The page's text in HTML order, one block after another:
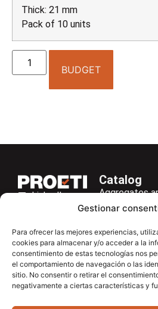
Gestionar
Para ofrecer las mejores experiencias,
cookies para almacenar y/o acceder a la
consentimiento de estas tecnologías nos
el comportamiento de navegación o las
sitio. No consentir o retirar el
negativamente a ciertas características y
Thick: 21 mm
Pack of 10 units
BUDGET
LinkedIn
+34 916 28
29 40
proetisa@proetisa.com
Ctra de
Algete, Av
M-106, Km
Catalog
Aggregates
Rocks
Asphalt
Cements
Concrete
Soils
Soilmatic